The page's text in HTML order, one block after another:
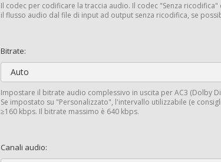
Il codec per codificare la traccia audio. Il codec "Senza ricodifica"
il flusso audio dal file di input ad output senza ricodifica, se
Bitrate:
Auto
Impostare il bitrate audio complessivo in uscita per AC3 (Dolby
Se impostato su "Personalizzato", l'intervallo utilizzabile (e
≥160 kbps. Il bitrate massimo è 640 kbps.
Canali audio: